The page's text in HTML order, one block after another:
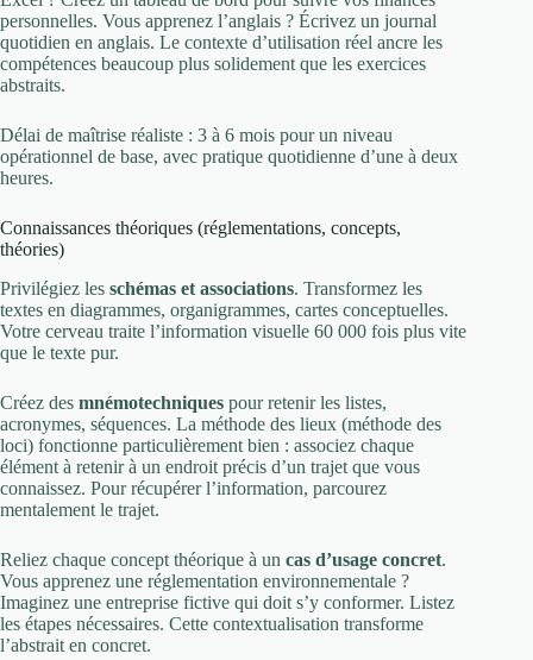
personnelles. Vous apprenez l’anglais ? Écrivez un journal
quotidien en anglais. Le contexte d’utilisation réel ancre les
compétences beaucoup plus solidement que les exercices
abstraits.
Délai de maîtrise réaliste : 3 à 6 mois pour un niveau
opérationnel de base, avec pratique quotidienne d’une à deux
heures.
Connaissances théoriques (réglementations, concepts,
théories)
Privilégiez les schémas et associations. Transformez les
textes en diagrammes, organigrammes, cartes conceptuelles.
Votre cerveau traite l’information visuelle 60 000 fois plus vite
que le texte pur.
Créez des mnémotechniques pour retenir les listes,
acronymes, séquences. La méthode des lieux (méthode des
loci) fonctionne particulièrement bien : associez chaque
élément à retenir à un endroit précis d’un trajet que vous
connaissez. Pour récupérer l’information, parcourez
mentalement le trajet.
Reliez chaque concept théorique à un cas d’usage concret.
Vous apprenez une réglementation environnementale ?
Imaginez une entreprise fictive qui doit s’y conformer. Listez
les étapes nécessaires. Cette contextualisation transforme
l’abstrait en concret.